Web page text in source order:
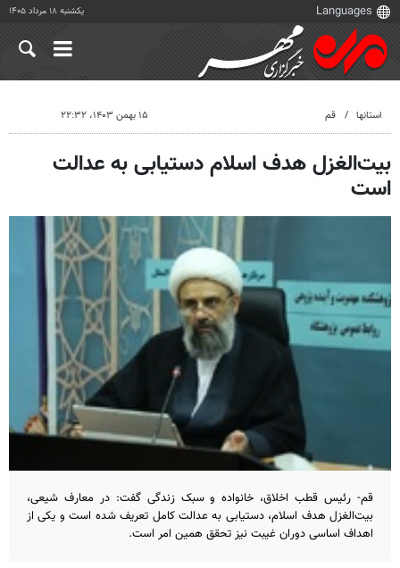
یکشنبه ۱۸ مرداد ۱۴۰۵
استانها قم ۱۵ بهمن ۱۴۰۳، ۲۲:۳۲
بیت‌الغزل هدف اسلام دستیابی به عدالت
است
قم- رئیس قطب اخلاق، خانواده و سبک زندگی گفت: در معارف شیعی،
بیت‌الغزل هدف اسلام، دستیابی به عدالت کامل تعریف شده است و یکی از
اهداف اساسی دوران غیبت نیز تحقق همین امر است.